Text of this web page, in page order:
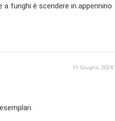
a funghi è scendere in appennino
11 Giugno 2024